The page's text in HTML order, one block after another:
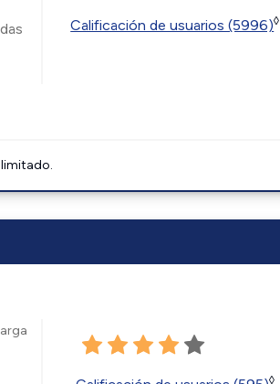
Calificación de usuarios (5996)◊
◊